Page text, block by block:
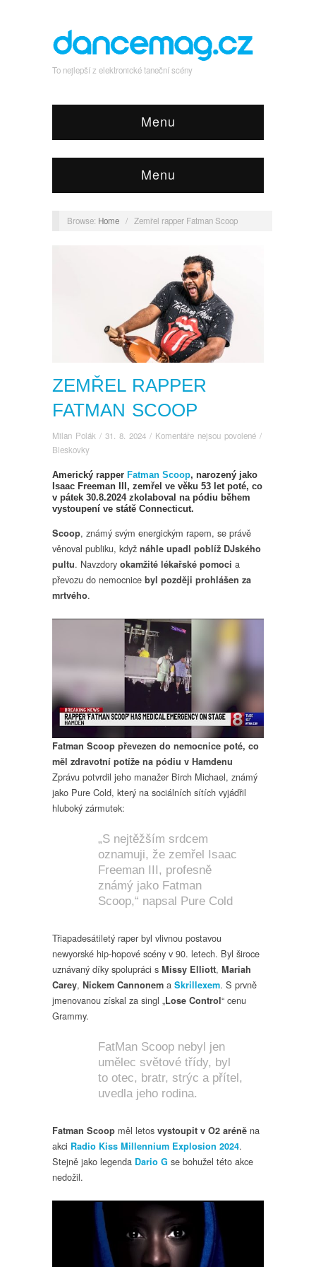
To nejlepší z elektronické taneční scény
Menu
Menu
Browse: Home / Zemřel rapper Fatman Scoop
ZEMŘEL RAPPER
FATMAN SCOOP
Milan Polák / 31. 8. 2024 / Komentáře nejsou povolenéu
názvem
Zemřel
/
Bleskovky
Americký rapper Fatman Scoop, narozený jako
Isaac Freeman III, zemřel ve věku 53 let poté, co
v pátek 30.8.2024 zkolaboval na pódiu během
vystoupení ve státě Connecticut.
Scoop, známý svým energickým rapem, se právě
věnoval publiku, když náhle upadl poblíž DJského
pultu. Navzdory okamžité lékařské pomoci a
převozu do nemocnice byl později prohlášen za
mrtvého.
Fatman Scoop převezen do nemocnice poté, co
měl zdravotní potíže na pódiu v Hamdenu
Zprávu potvrdil jeho manažer Birch Michael, známý
jako Pure Cold, který na sociálních sítích vyjádřil
hluboký zármutek:
„S nejtěžším srdcem
oznamuji, že zemřel Isaac
Freeman III, profesně
známý jako Fatman
Scoop,“ napsal Pure Cold
Třiapadesátiletý raper byl vlivnou postavou
newyorské hip-hopové scény v 90. letech. Byl široce
uznávaný díky spolupráci s Missy Elliott, Mariah
Carey, Nickem Cannonem a Skrillexem. S prvně
jmenovanou získal za singl „Lose Control“ cenu
Grammy.
FatMan Scoop nebyl jen
umělec světové třídy, byl
to otec, bratr, strýc a přítel,
uvedla jeho rodina.
Fatman Scoop měl letos vystoupit v O2 aréně na
akci Radio Kiss Millennium Explosion 2024.
Stejně jako legenda Dario G se bohužel této akce
nedožil.